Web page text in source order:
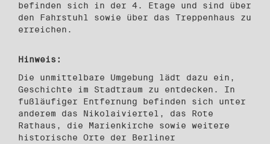
befinden sich in der 4. Etage und sind über
den Fahrstuhl sowie über das Treppenhaus zu
erreichen.
Hinweis:
Die unmittelbare Umgebung lädt dazu ein,
Geschichte im Stadtraum zu entdecken. In
fußläufiger Entfernung befinden sich unter
anderem das Nikolaiviertel, das Rote
Rathaus, die Marienkirche sowie weitere
historische Orte der Berliner